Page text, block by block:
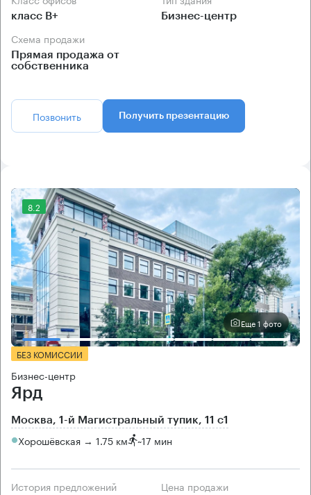
класс B+ Бизнес-центр
Схема продажи
Прямая продажа от
собственника
Позвонить Получить презентацию
8.2
Еще 1 фото
БЕЗ КОМИССИИ
Бизнес-центр
Ярд
Москва, 1-й Магистральный тупик, 11 с1
Хорошёвская → 1.75 км ~17 мин
История предложений Цена продажи